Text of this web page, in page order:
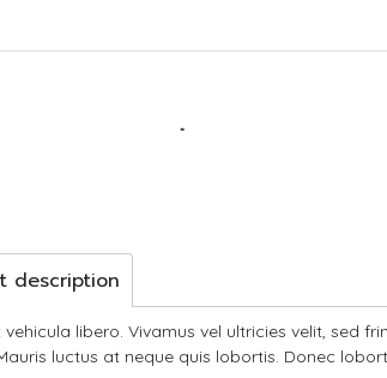
description
vehicula libero. Vivamus vel ultricies velit, sed
luctus at neque quis lobortis. Donec